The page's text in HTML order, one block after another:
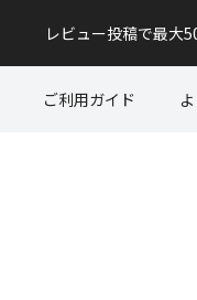
レビュー投稿で最大
ご利用ガイド